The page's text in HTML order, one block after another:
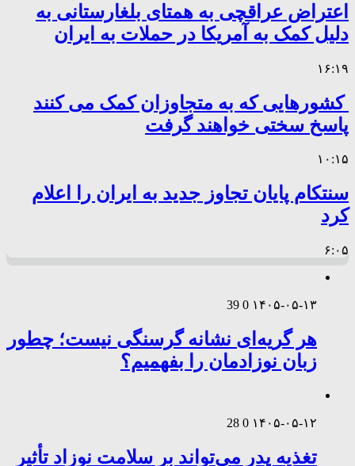
اعتراض عراقچی به همتای بلغارستانی به
دلیل کمک به آمریکا در حملات به ایران
۱۶:۱۹
کشورهایی که به متجاوزان کمک می کنند
پاسخ سختی خواهند گرفت
۱۰:۱۵
سنتکام پایان تجاوز جدید به ایران را اعلام
کرد
۶:۰۵
۱۴۰۵-۰۵-۱۳ 0
39
هر گریه‌ای نشانه گرسنگی نیست؛ چطور
زبان نوزادمان را بفهمیم؟
۱۴۰۵-۰۵-۱۲ 0
28
تغذیه پدر می‌تواند بر سلامت نوزاد تأثیر